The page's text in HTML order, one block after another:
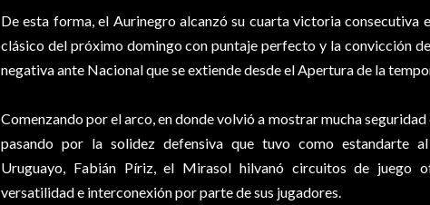
De esta forma, el Aurinegro alcanzó su cuarta victoria consecutiva
clásico del próximo domingo con puntaje perfecto y la convicción
negativa ante Nacional que se extiende desde el Apertura de la
Comenzando por el arco, en donde volvió a mostrar mucha seguridad
pasando por la solidez defensiva que tuvo como estandarte
Uruguayo, Fabián Píriz, el Mirasol hilvanó circuitos de juego
versatilidad e interconexión por parte de sus jugadores.